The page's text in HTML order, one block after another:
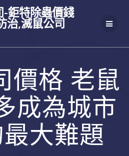
Skip
to
content
-鉅特除蟲價錢
治,滅鼠公司
價格 老鼠
成為城市
大難題